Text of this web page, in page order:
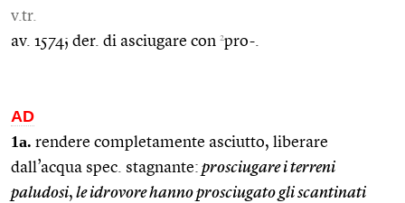
v.tr.
av. 1574; der. di asciugare con 2pro-.
AD
1a. rendere completamente asciutto, liberare
dall’acqua spec. stagnante: prosciugare i terreni
paludosi, le idrovore hanno prosciugato gli scantinati